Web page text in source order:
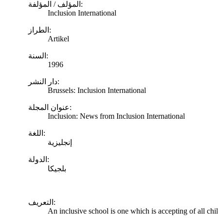
المؤلف / المؤلفة:
Inclusion International
الطراز:
Artikel
السنة:
1996
دار النشر:
Brussels: Inclusion International
عنوان المجلة:
Inclusion: News from Inclusion International
اللغة:
إنجليزية
الدولة:
بلجيكا
التعريف:
An inclusive school is one which is accepting of all